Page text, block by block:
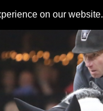
on our website.